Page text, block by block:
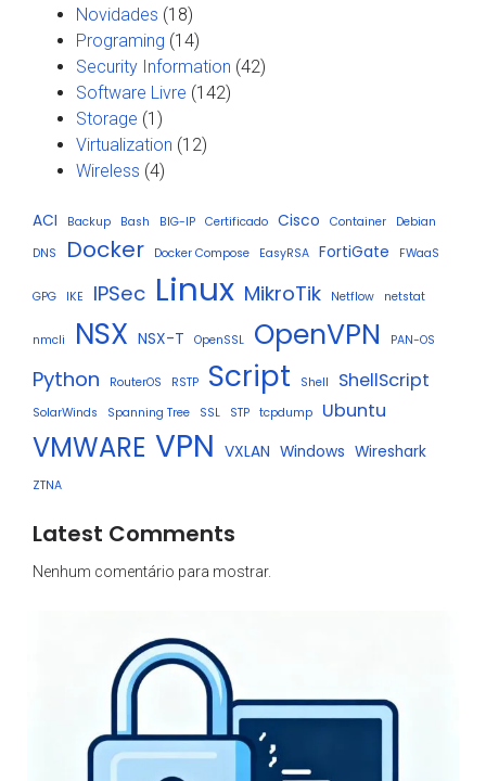
Novidades (18)
Programing (14)
Security Information (42)
Software Livre (142)
Storage (1)
Virtualization (12)
Wireless (4)
ACI Backup Bash BIG-IP Certificado Cisco Container
Debian
DNS
Docker Docker Compose EasyRSA FortiGate FWaaS
GPG IKE IPSec Linux MikroTik Netflow netstat
nmcli NSX NSX-T OpenSSL OpenVPN PAN-OS
Python RouterOS RSTP Script Shell ShellScript
SolarWinds Spanning Tree SSL STP tcpdump Ubuntu
VMWARE VPN VXLAN Windows Wireshark
ZTNA
Latest Comments
Nenhum comentário para mostrar.